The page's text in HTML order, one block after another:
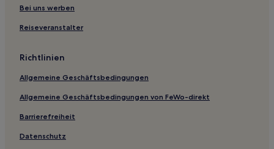
Ferienwohnungen in Oberes Geratal
3-Sterne-Hotels in Ilmenau
Großbreitenbach
3-Sterne-Hotels in Altenfeld
3-Sterne-Hotels in Oberes Geratal
Bei uns werben
Reiseveranstalter
Richtlinien
Allgemeine Geschäftsbedingungen
Allgemeine Geschäftsbedingungen von FeWo-direkt
Barrierefreiheit
Datenschutz